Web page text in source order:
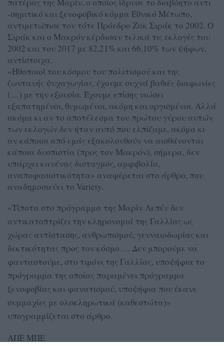
-σημιτικό και ξενοφοβικό κόμμα Εθνικό Μέτωπο,
αντιμετώπισε τον τότε Πρόεδρο Ζακ Σιράκ το 2002. Ο
Σιράκ και ο Μακρόν κέρδισαν τελικά τις εκλογές του
2002 και του 2017 με 82,21% και 66,10% των ψήφων,
αντίστοιχα.
«Ηθοποιοί του κόσμου του πολιτισμού και της
ζωντανής ψυχαγωγίας, έχουμε συχνά βαθιές διαφωνίες
(…) με την εξουσία. Έχουμε επίσης νιώσει
εξαπατημένοι, θυμωμένοι, ακόμη και οργισμένοι. Αλλά
ακόμα κι αν το αποτέλεσμα του πρώτου γύρου αυτών
των εκλογών δεν ήταν αυτό που ελπίζαμε, ακόμα κι
αν κάποιοι από εμάς εξακολουθούν να αισθάνονται
κάποια δυσπιστία (προς τον Μακρόν), σήμερα, δεν
υπάρχει κανένας δισταγμός, αμφιβολία,
αναποφασιστικότητα» αναφέρεται στο άρθρο, που
αναδημοσιεύει το Variety.
«Τίποτα στο πρόγραμμα της Μαρίν Λεπέν δεν
αντικατοπτρίζει την κληρονομιά της Γαλλίας ως
χώρας αντίστασης, ανθρωπισμού, γενναιοδωρίας και
δεκτικότητας προς τον κόσμο…. Δεν μπορούμε να
φανταστούμε, στο τιμόνι της Γαλλίας, υποψήφια το
πρόγραμμα της οποίας παραμένει πρόγραμμα
ξενοφοβίας και φανατισμού, υποψήφια που έκανε
συμμαχίες με ολοκληρωτικά (καθεστώτα)»
υπογραμμίζεται στο άρθρο.
ΑΠΕ ΜΠΕ